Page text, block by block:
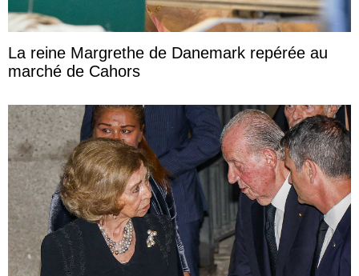
La reine Margrethe de Danemark repérée au
marché de Cahors